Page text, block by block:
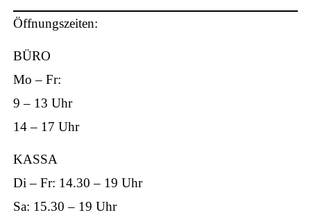
ts
Öffnungszeiten:
BÜRO
Mo – Fr:
9 – 13 Uhr
14 – 17 Uhr
KASSA
Di – Fr: 14.30 – 19 Uhr
Sa: 15.30 – 19 Uhr